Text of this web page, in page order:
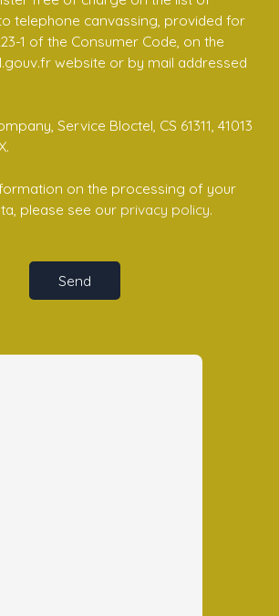
telephone canvassing, provided for
1 of the Consumer Code, on the
website or by mail addressed
Service Bloctel, CS 61311, 41013
on the processing of your
please see our privacy policy.
Send